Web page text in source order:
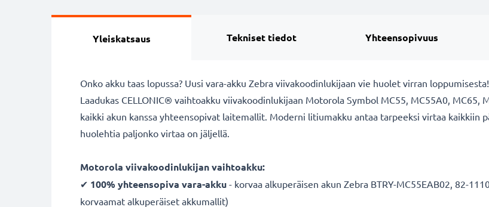
Yleiskatsaus Tekniset tiedot Yhteensopivuus
Onko akku taas lopussa? Uusi vara-akku Zebra viivakoodinlukijaan vie huolet virran loppumisesta!
Laadukas CELLONIC® vaihtoakku viivakoodinlukijaan Motorola Symbol MC55, MC55A0, MC65,
kaikki akun kanssa yhteensopivat laitemallit. Moderni litiumakku antaa tarpeeksi virtaa kaikkiin
huolehtia paljonko virtaa on jäljellä.
Motorola viivakoodinlukijan vaihtoakku:
✔ 100% yhteensopiva vara-akku - korvaa alkuperäisen akun Zebra BTRY-MC55EAB02, 82-
korvaamat alkuperäiset akkumallit)